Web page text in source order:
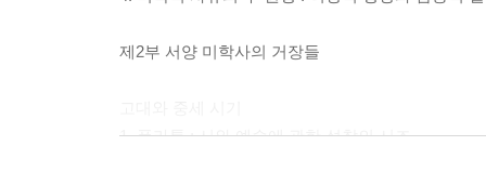
제2부 서양 미학사의 거장들
1. 플라톤 : 시와 예술에 관한 성찰의 시조